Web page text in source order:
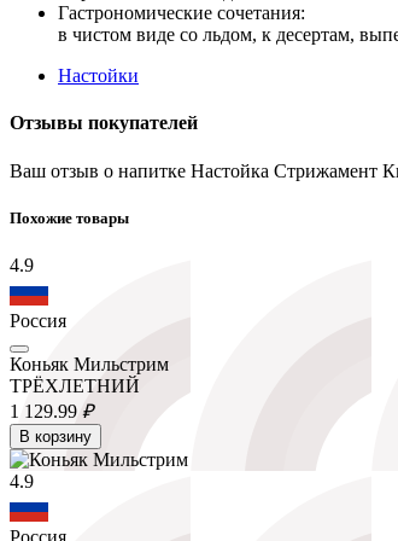
Гастрономические сочетания:
в чистом виде со льдом, к десертам,
Настойки
Отзывы покупателей
Ваш отзыв о напитке Настойка Стрижамент
Похожие товары
4.9
Россия
Коньяк Мильстрим
ТРЁХЛЕТНИЙ
1 129.99 ₽
В корзину
4.9
Россия